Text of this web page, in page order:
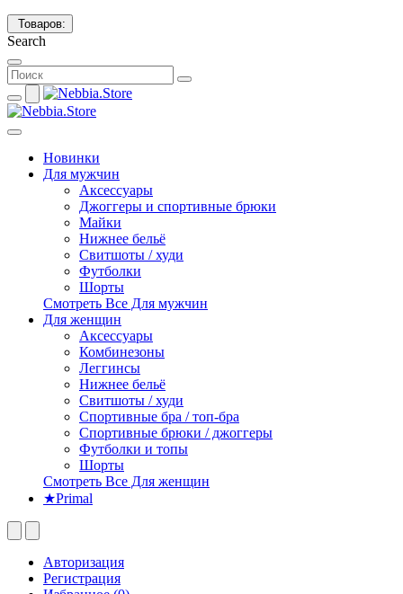
Товаров:
Search
Новинки
Для мужчин
Аксессуары
Джоггеры и спортивные брюки
Майки
Нижнее бельё
Свитшоты / худи
Футболки
Шорты
Смотреть Все Для мужчин
Для женщин
Аксессуары
Комбинезоны
Леггинсы
Нижнее бельё
Свитшоты / худи
Спортивные бра / топ-бра
Спортивные брюки / джоггеры
Футболки и топы
Шорты
Смотреть Все Для женщин
★Primal
Авторизация
Регистрация